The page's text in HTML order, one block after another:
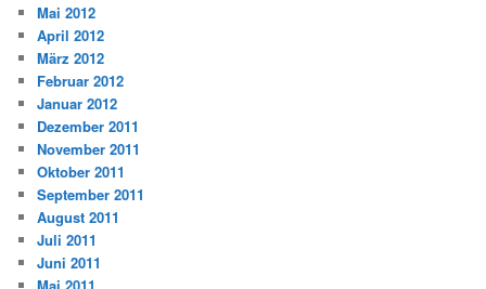
Mai 2012
April 2012
März 2012
Februar 2012
Januar 2012
Dezember 2011
November 2011
Oktober 2011
September 2011
August 2011
Juli 2011
Juni 2011